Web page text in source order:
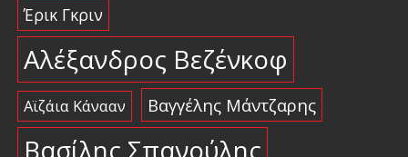
Έρικ Γκριν
Αλέξανδρος Βεζένκοφ
Αϊζάια Κάνααν Βαγγέλης Μάντζαρης
Βασίλης Σπανούλης